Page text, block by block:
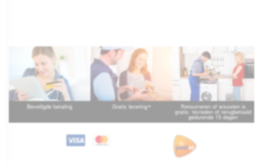
Beveiligde betaling Gratis levering* Retourneren of wisselen is
gratis: tevreden of terugbetaald
gedurende 15 dagen